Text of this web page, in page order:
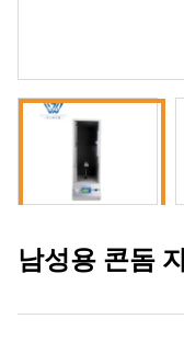
남성용 콘돔